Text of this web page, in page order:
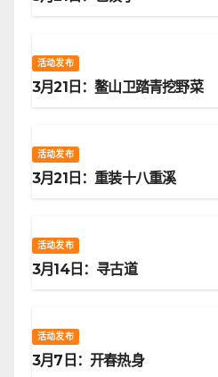
活动发布
3月21日：鳌山卫踏青挖野菜
活动发布
3月21日：重装十八重溪
活动发布
3月14日：寻古道
活动发布
3月7日：开春热身